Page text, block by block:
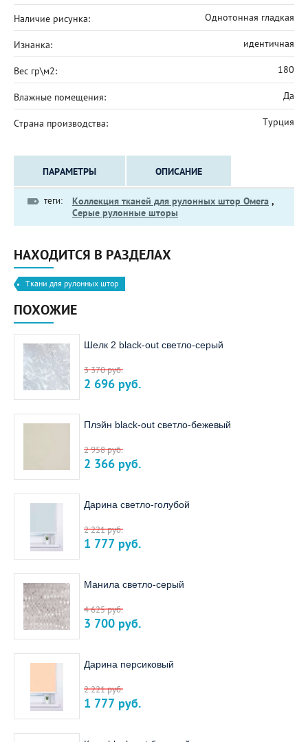
Наличие рисунка: Однотонная гладкая
Изнанка: идентичная
Вес гр\м2: 180
Влажные помещения: Да
Страна производства: Турция
ПАРАМЕТРЫ ОПИСАНИЕ
теги: Коллекция тканей для рулонных штор Омега ,
Серые рулонные шторы
НАХОДИТСЯ В РАЗДЕЛАХ
Ткани для рулонных штор
ПОХОЖИЕ
Шелк 2 black-out светло-серый
3 370руб.
2 696 руб.
Плэйн black-out светло-бежевый
2 958руб.
2 366 руб.
Дарина светло-голубой
2 221руб.
1 777 руб.
Манила светло-серый
4 625руб.
3 700 руб.
Дарина персиковый
2 221руб.
1 777 руб.